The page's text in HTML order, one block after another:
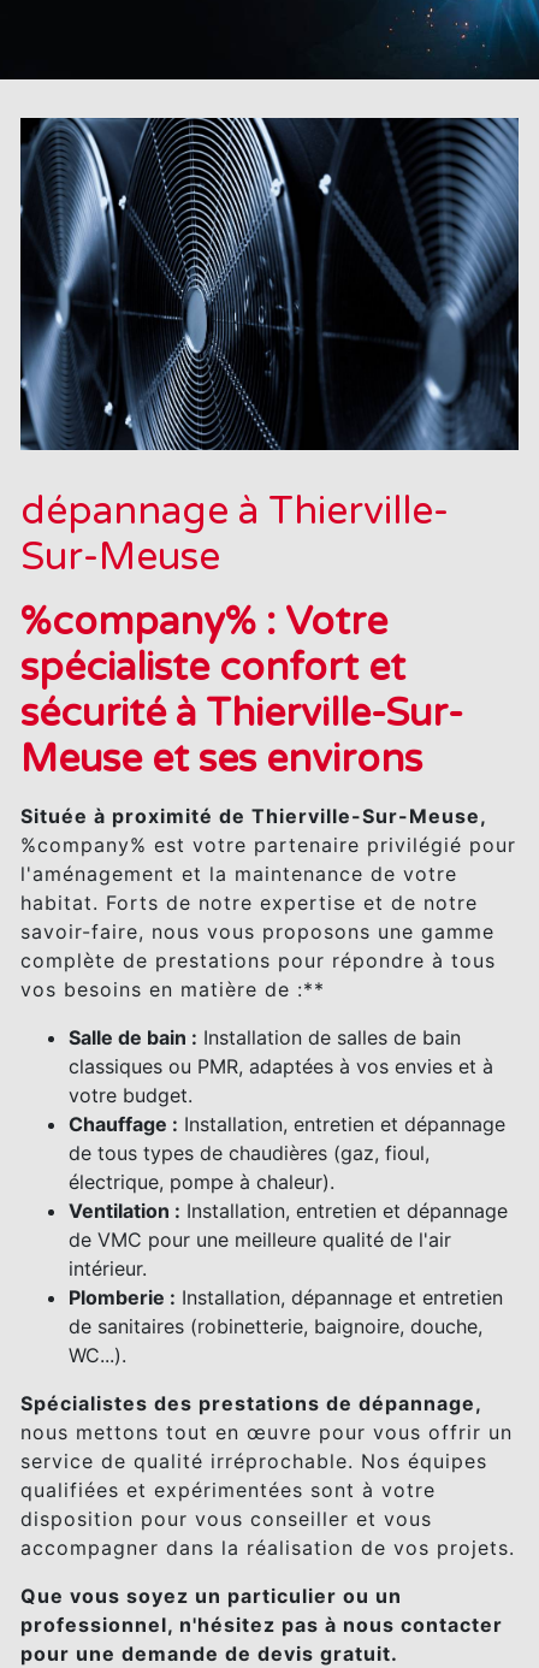
dépannage à Thierville-
Sur-Meuse
%company% : Votre
spécialiste confort et
sécurité à Thierville-Sur-
Meuse et ses environs
Située à proximité de Thierville-Sur-Meuse,
%company% est votre partenaire privilégié pour
l'aménagement et la maintenance de votre
habitat. Forts de notre expertise et de notre
savoir-faire, nous vous proposons une gamme
complète de prestations pour répondre à tous
vos besoins en matière de :**
Salle de bain : Installation de salles de bain
classiques ou PMR, adaptées à vos envies et à
votre budget.
Chauffage : Installation, entretien et dépannage
de tous types de chaudières (gaz, fioul,
électrique, pompe à chaleur).
Ventilation : Installation, entretien et dépannage
de VMC pour une meilleure qualité de l'air
intérieur.
Plomberie : Installation, dépannage et entretien
de sanitaires (robinetterie, baignoire, douche,
WC...).
Spécialistes des prestations de dépannage,
nous mettons tout en œuvre pour vous offrir un
service de qualité irréprochable. Nos équipes
qualifiées et expérimentées sont à votre
disposition pour vous conseiller et vous
accompagner dans la réalisation de vos projets.
Que vous soyez un particulier ou un
professionnel, n'hésitez pas à nous contacter
pour une demande de devis gratuit.